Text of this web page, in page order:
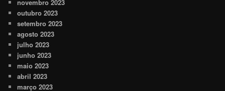
novembro 2023
outubro 2023
setembro 2023
agosto 2023
julho 2023
junho 2023
maio 2023
abril 2023
março 2023